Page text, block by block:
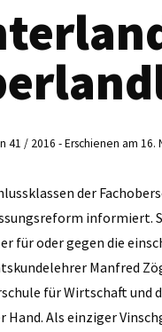
41 / 2016 - Erschienen am 16.
der
informiert.
für oder gegen die
Manfred
für Wirtschaft und
Hand. Als einziger